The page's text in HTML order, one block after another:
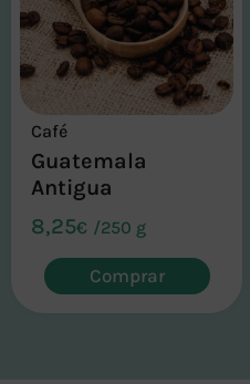
Café
Guatemala
Antigua
8,25€ /250 g
Comprar